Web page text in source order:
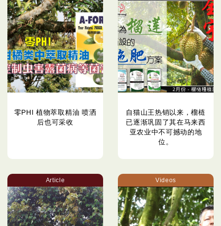
零PHI 植物萃取精油 喷洒
后也可采收
自猫山王热销以来，榴梿
已逐渐巩固了其在马来西
亚农业中不可撼动的地
位。
Article Videos